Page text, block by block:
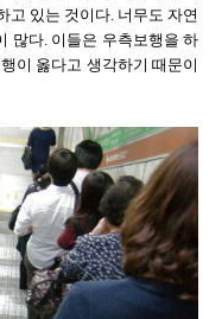
고 있는 것이다. 너무도 자연
많다. 이들은 우측보행을 하
이 옳다고 생각하기 때문이